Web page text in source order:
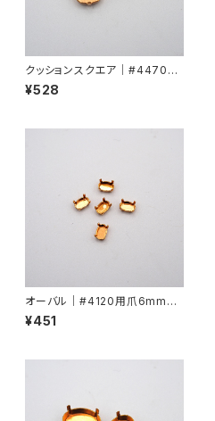
クッションスクエア｜#4470用
爪10mmmm
¥528
オーバル｜#4120用爪6mmx4
mm
¥451